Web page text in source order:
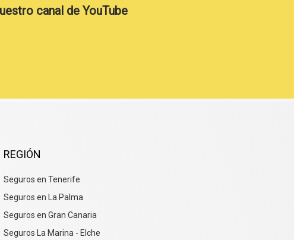
canal de YouTube
REGIÓN
Seguros en Tenerife
Seguros en La Palma
Seguros en Gran Canaria
Seguros La Marina - Elche